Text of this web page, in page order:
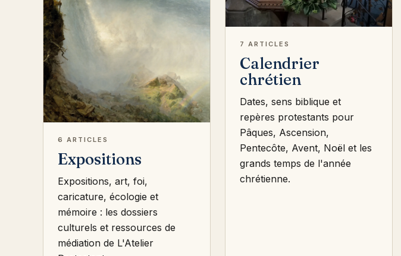
6 ARTICLES
Expositions
Expositions, art, foi,
caricature, écologie et
mémoire : les dossiers
culturels et ressources de
médiation de L'Atelier
7 ARTICLES
Calendrier
chrétien
Dates, sens biblique et
repères protestants pour
Pâques, Ascension,
Pentecôte, Avent, Noël et les
grands temps de l'année
chrétienne.